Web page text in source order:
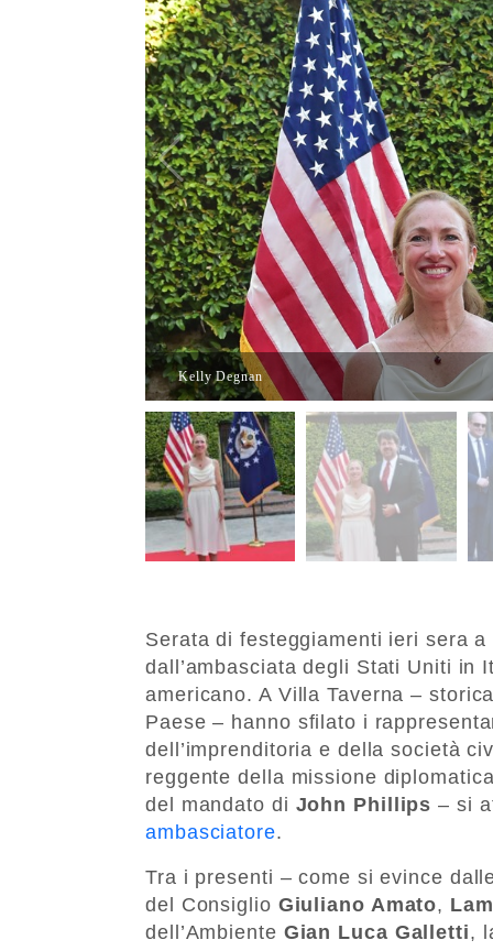
Kelly Degnan
Serata di festeggiamenti ieri sera
dall’ambasciata degli Stati Uniti in
americano. A Villa Taverna –
Paese – hanno sfilato i
dell’imprenditoria e della società
reggente della missione
del mandato di John Phillips – si
ambasciatore.
Tra i presenti – come si evince
del Consiglio Giuliano Amato,
dell’Ambiente Gian Luca Galletti,